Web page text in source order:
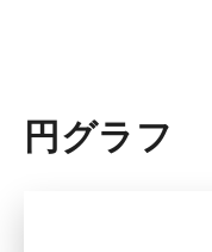
円グラフ